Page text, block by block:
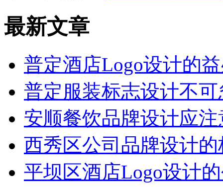
最新文章
普定酒店Logo设计的
普定服装标志设计不
安顺餐饮品牌设计应
西秀区公司品牌设计
平坝区酒店Logo设计